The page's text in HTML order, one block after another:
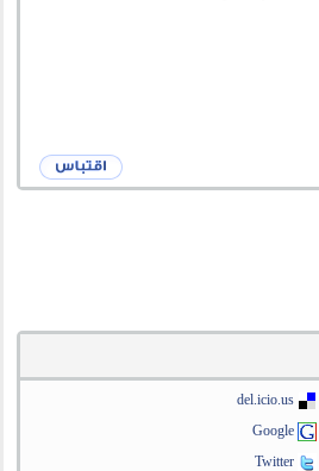
del.icio.us
Google
Twitter